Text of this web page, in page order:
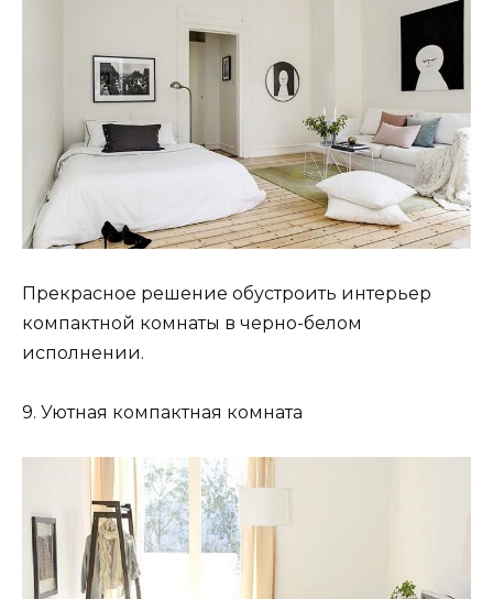
Прекрасное решение обустроить интерьер
компактной комнаты в черно-белом
исполнении.
9. Уютная компактная комната